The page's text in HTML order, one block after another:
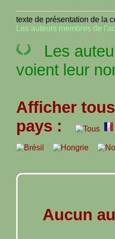
texte de présentation de la
Les auteurs membres de
Les
voient leur
Afficher
pays :
Aucun